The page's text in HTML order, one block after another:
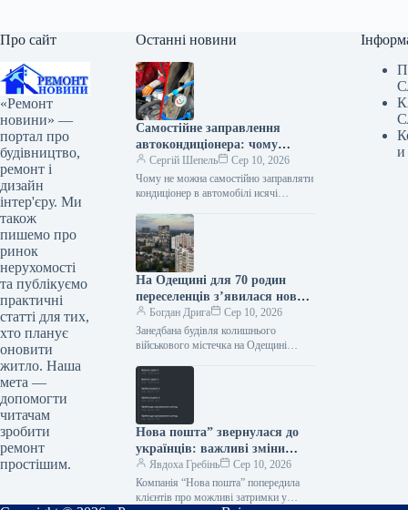
Про сайт
«Ремонт
новини» —
портал про
будівництво,
ремонт і
дизайн
інтер'єру. Ми
також
пишемо про
ринок
нерухомості
та публікуємо
практичні
статті для тих,
хто планує
оновити
житло. Наша
мета —
допомогти
читачам
зробити
ремонт
простішим.
Останні новини
Самостійне заправлення
автокондиціонера: чому
краще довірити
професіоналам
Сергій Шепель
Сер 10, 2026
Чому не можна самостійно заправляти
кондиціонер в автомобілі исячі
обслуговування автомобільних
кондиціонерів, достатньо витратити…
На Одещині для 70 родин
переселенців з’явилася нова
домівка
Богдан Дрига
Сер 10, 2026
Занедбана будівля колишнього
військового містечка на Одещині
реконструкції там облаштували житло
для десятків родин переселенців, і
Нова пошта” звернулася до
українців: важливі зміни
щодо відправлень
Явдоха Гребінь
Сер 10, 2026
Компанія “Нова пошта” попередила
клієнтів про можливі затримки у
и